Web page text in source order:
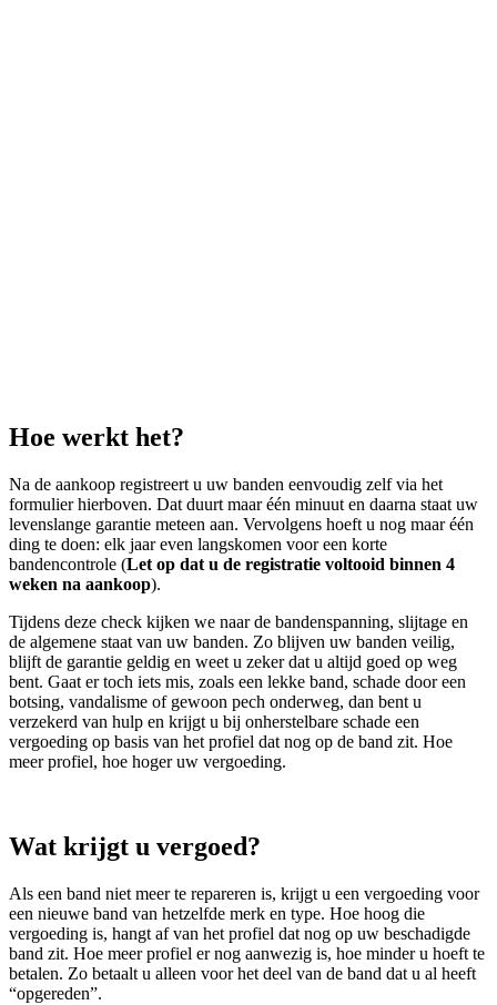
Hoe werkt het?
Na de aankoop registreert u uw banden eenvoudig zelf via het
formulier hierboven. Dat duurt maar één minuut en daarna staat uw
levenslange garantie meteen aan. Vervolgens hoeft u nog maar één
ding te doen: elk jaar even langskomen voor een korte
bandencontrole (Let op dat u de registratie voltooid binnen 4
weken na aankoop).
Tijdens deze check kijken we naar de bandenspanning, slijtage en
de algemene staat van uw banden. Zo blijven uw banden veilig,
blijft de garantie geldig en weet u zeker dat u altijd goed op weg
bent. Gaat er toch iets mis, zoals een lekke band, schade door een
botsing, vandalisme of gewoon pech onderweg, dan bent u
verzekerd van hulp en krijgt u bij onherstelbare schade een
vergoeding op basis van het profiel dat nog op de band zit. Hoe
meer profiel, hoe hoger uw vergoeding.
Wat krijgt u vergoed?
Als een band niet meer te repareren is, krijgt u een vergoeding voor
een nieuwe band van hetzelfde merk en type. Hoe hoog die
vergoeding is, hangt af van het profiel dat nog op uw beschadigde
band zit. Hoe meer profiel er nog aanwezig is, hoe minder u hoeft te
betalen. Zo betaalt u alleen voor het deel van de band dat u al heeft
“opgereden”.